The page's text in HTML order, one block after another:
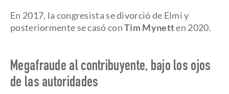
En 2017, la congresista se divorció de Elmi y
posteriormente se casó conTim Mynetten 2020.
Megafraude al contribuyente, bajo los ojos
de las autoridades